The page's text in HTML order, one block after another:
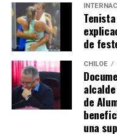
sanear tiene que
sobre el sitio, tiene
estar conectado
idealmente a agua
dominio de ocupación
como lo dice la Ley”,
provincia de Chiloé.
Cabe recordar que el
de
CHILOE
de
una